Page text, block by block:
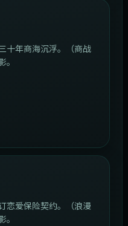
十年商海沉浮。（商战
恋爱保险契约。（浪漫